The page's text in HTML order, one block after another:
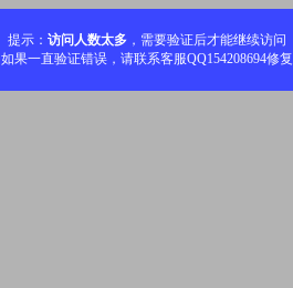
提示： 访问人数太多 ，需要验证后才能继续访问
如果一直验证错误，请联系客服QQ154208694修复